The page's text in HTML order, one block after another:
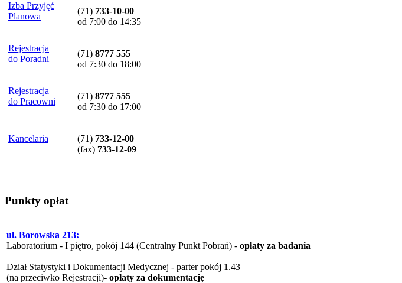
Izba Przyjęć
Planowa
(71) 733-10-00
od 7:00 do 14:35
Rejestracja
do Poradni
(71) 8777 555
od 7:30 do 18:00
Rejestracja
do Pracowni
(71) 8777 555
od 7:30 do 17:00
Kancelaria (71) 733-12-00
(fax) 733-12-09
Punkty opłat
ul. Borowska 213:
Laboratorium - I piętro, pokój 144 (Centralny Punkt Pobrań) - opłaty za badania
Dział Statystyki i Dokumentacji Medycznej - parter pokój 1.43
(na przeciwko Rejestracji)- opłaty za dokumentację